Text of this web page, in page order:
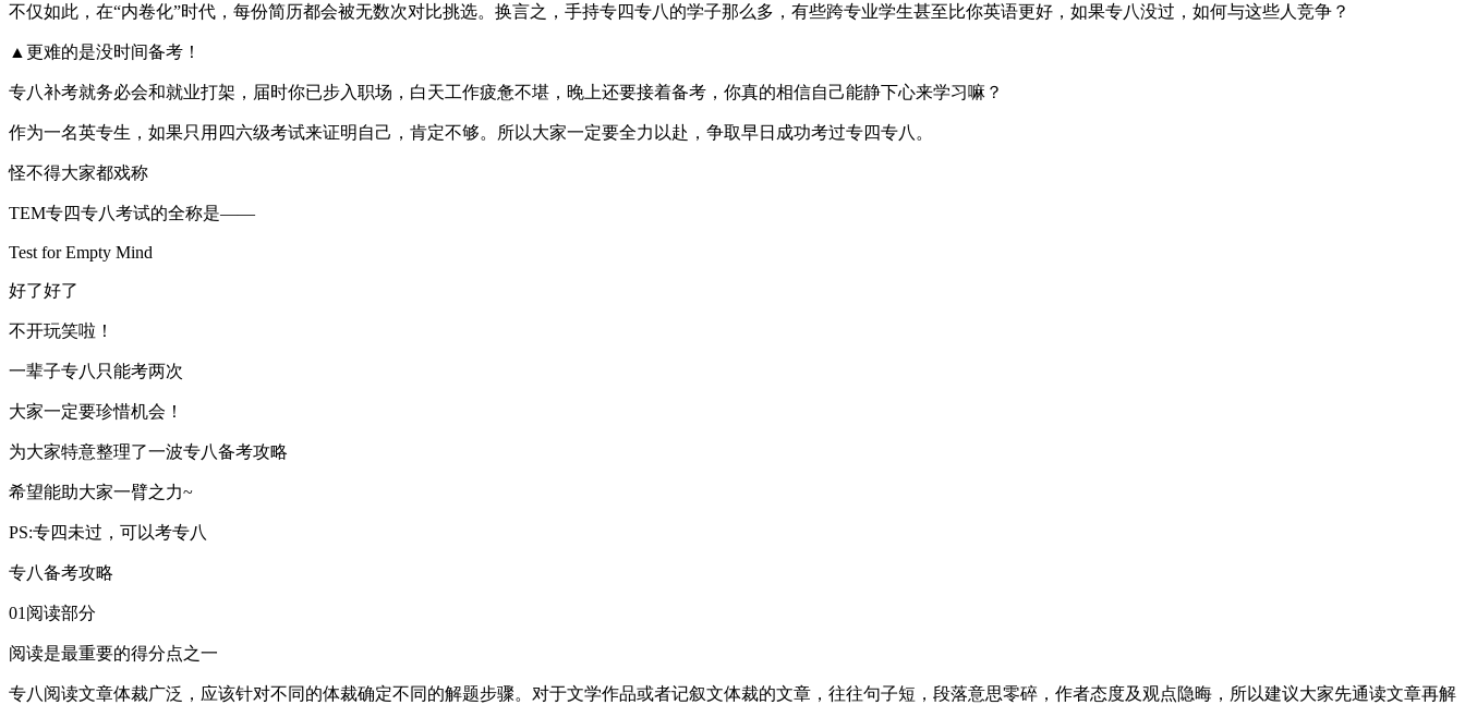
不仅如此，在“内卷化”时代，每份简历都会被无数次对比挑选。换言之，手持专四专八的学子那么多，有些跨专业学生甚至比你英语更好，如果专八没过，如何与这些人竞争？
▲更难的是没时间备考！
专八补考就务必会和就业打架，届时你已步入职场，白天工作疲惫不堪，晚上还要接着备考，你真的相信自己能静下心来学习嘛？
作为一名英专生，如果只用四六级考试来证明自己，肯定不够。所以大家一定要全力以赴，争取早日成功考过专四专八。
怪不得大家都戏称
TEM专四专八考试的全称是——
Test for Empty Mind
好了好了
不开玩笑啦！
一辈子专八只能考两次
大家一定要珍惜机会！
为大家特意整理了一波专八备考攻略
希望能助大家一臂之力~
PS:专四未过，可以考专八
专八备考攻略
01阅读部分
阅读是最重要的得分点之一
专八阅读文章体裁广泛，应该针对不同的体裁确定不同的解题步骤。对于文学作品或者记叙文体裁的文章，往往句子短，段落意思零碎，作者态度及观点隐晦，所以建议大家先通读文章再解